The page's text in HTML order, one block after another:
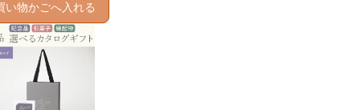
い物かごへ入れる